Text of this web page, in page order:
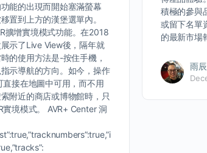
能的出現而開始塞滿螢幕
置到上方的漢堡選單內。
擴增實境模式功能。在2018
示了Live View後，隔年就
的使用方法是-按住手機，
示導航的方向。如今，操作
直接在地圖中可用，而不用
附近的商店或博物館時，只
境模式。 AVR+ Center 洞
積極的參與
或留下名單
的最新市場
雨